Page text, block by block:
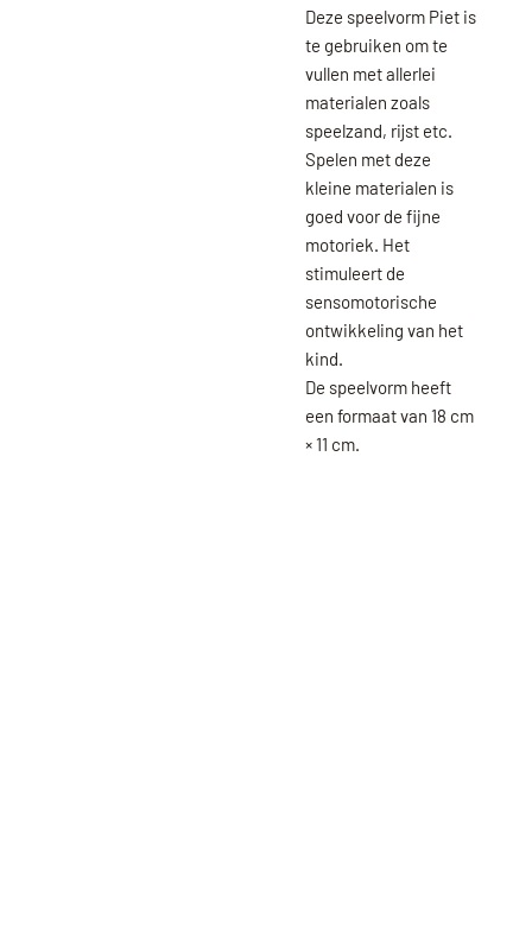
Deze speelvorm Piet is
te gebruiken om te
vullen met allerlei
materialen zoals
speelzand, rijst etc.
Spelen met deze
kleine materialen is
goed voor de fijne
motoriek. Het
stimuleert de
sensomotorische
ontwikkeling van het
kind.
De speelvorm heeft
een formaat van 18 cm
× 11 cm.